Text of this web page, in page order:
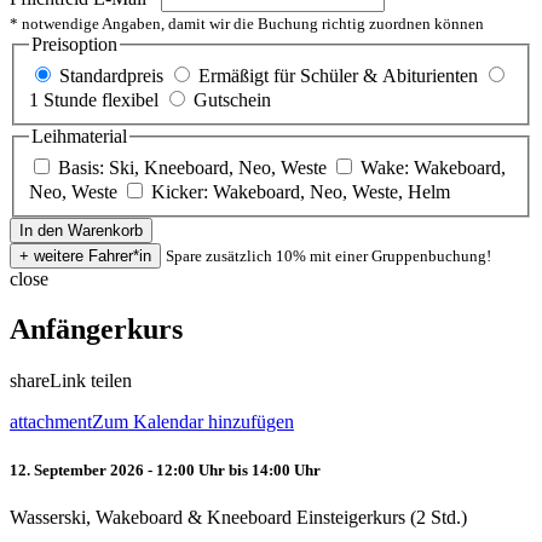
* notwendige Angaben, damit wir die Buchung richtig zuordnen können
Preisoption
Standardpreis
Ermäßigt für Schüler & Abiturienten
1 Stunde flexibel
Gutschein
Leihmaterial
Basis: Ski, Kneeboard, Neo, Weste
Wake: Wakeboard,
Neo, Weste
Kicker: Wakeboard, Neo, Weste, Helm
Spare zusätzlich 10% mit einer Gruppenbuchung!
close
Anfängerkurs
shareLink teilen
attachmentZum Kalendar hinzufügen
12. September 2026 - 12:00 Uhr bis 14:00 Uhr
Wasserski, Wakeboard & Kneeboard Einsteigerkurs (2 Std.)